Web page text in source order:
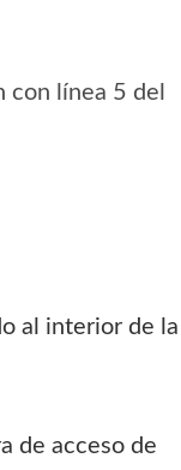
con línea 5 del
al interior de la
de acceso de